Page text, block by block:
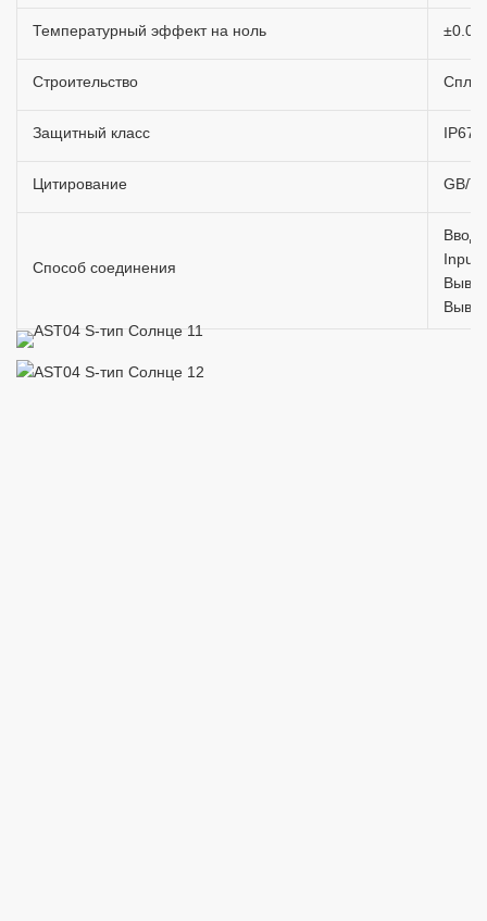
Температурный эффект на ноль
Строительство
Защитный класс IP67
Цитирование GB/
Способ соединения